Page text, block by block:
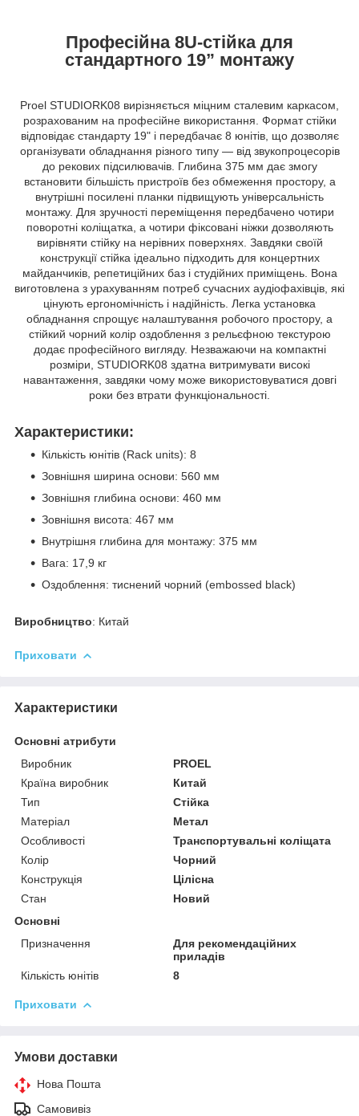
Професійна 8U-стійка для
стандартного 19” монтажу
Proel STUDIORK08 вирізняється міцним сталевим каркасом,
розрахованим на професійне використання. Формат стійки
відповідає стандарту 19" і передбачає 8 юнітів, що дозволяє
організувати обладнання різного типу — від звукопроцесорів
до рекових підсилювачів. Глибина 375 мм дає змогу
встановити більшість пристроїв без обмеження простору, а
внутрішні посилені планки підвищують універсальність
монтажу. Для зручності переміщення передбачено чотири
поворотні коліщатка, а чотири фіксовані ніжки дозволяють
вирівняти стійку на нерівних поверхнях. Завдяки своїй
конструкції стійка ідеально підходить для концертних
майданчиків, репетиційних баз і студійних приміщень. Вона
виготовлена з урахуванням потреб сучасних аудіофахівців, які
цінують ергономічність і надійність. Легка установка
обладнання спрощує налаштування робочого простору, а
стійкий чорний колір оздоблення з рельєфною текстурою
додає професійного вигляду. Незважаючи на компактні
розміри, STUDIORK08 здатна витримувати високі
навантаження, завдяки чому може використовуватися довгі
роки без втрати функціональності.
Характеристики:
Кількість юнітів (Rack units): 8
Зовнішня ширина основи: 560 мм
Зовнішня глибина основи: 460 мм
Зовнішня висота: 467 мм
Внутрішня глибина для монтажу: 375 мм
Вага: 17,9 кг
Оздоблення: тиснений чорний (embossed black)
Виробництво: Китай
Приховати
Характеристики
Основні атрибути
Виробник
PROEL
Країна виробник
Китай
Тип
Стійка
Матеріал
Метал
Особливості
Транспортувальні коліщата
Колір
Чорний
Конструкція
Цілісна
Стан
Новий
Основні
Призначення
Для рекомендаційних
приладів
Кількість юнітів
8
Приховати
Умови доставки
Нова Пошта
Самовивіз